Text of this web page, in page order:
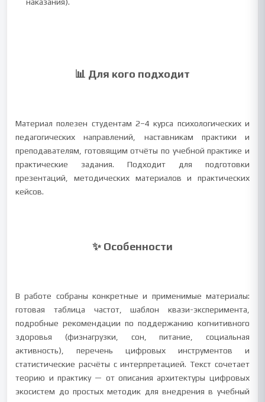
📊 Для кого подходит
Материал полезен студентам 2–4 курса психологических и
педагогических направлений, наставникам практики и
преподавателям, готовящим отчёты по учебной практике и
практические задания. Подходит для подготовки
презентаций, методических материалов и практических
кейсов.
✨ Особенности
В работе собраны конкретные и применимые материалы:
готовая таблица частот, шаблон квази-эксперимента,
подробные рекомендации по поддержанию когнитивного
здоровья (физнагрузки, сон, питание, социальная
активность), перечень цифровых инструментов и
статистические расчёты с интерпретацией. Текст сочетает
теорию и практику — от описания архитектуры цифровых
экосистем до простых методик для внедрения в учебный